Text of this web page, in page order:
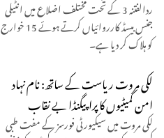
ردالفتنہ 3 کے تحت مختلف اضلاع میں انٹیلی
جنس بیسڈ کارروائیاں کرتے ہوئے 15 خوارج
کو ہلاک کر دیا ہے۔
لکی مروت ریاست کے ساتھ: نام نہاد
امن کمیٹیوں کا پراپیگنڈا بے نقاب
لکی مروت میں سیکیورٹی فورسز کے مفت طبی